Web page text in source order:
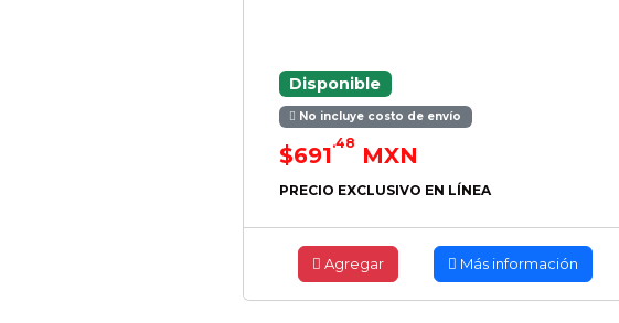
Disponible
No incluye costo de envío
$691.48 MXN
PRECIO EXCLUSIVO EN LÍNEA
Agregar Más información